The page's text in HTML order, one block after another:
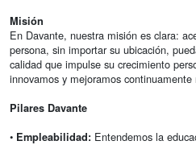
Misión
En Davante, nuestra misión es clara:
persona, sin importar su ubicación,
calidad que impulse su crecimiento
innovamos y mejoramos
Pilares Davante
• Empleabilidad: Entendemos la